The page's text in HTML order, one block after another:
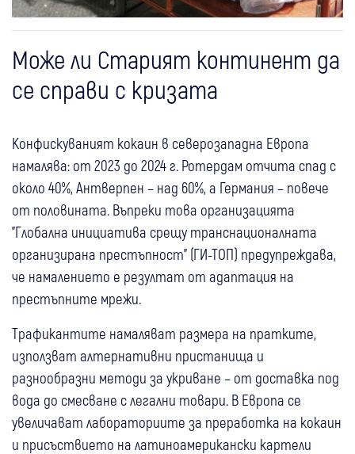
Може ли Старият континент да
се справи с кризата
Конфискуваният кокаин в северозападна Европа
намалява: от 2023 до 2024 г. Ротердам отчита спад с
около 40%, Антверпен – над 60%, а Германия – повече
от половината. Въпреки това организацията
"Глобална инициатива срещу транснационалната
организирана престъпност" (ГИ-ТОП) предупреждава,
че намалението е резултат от адаптация на
престъпните мрежи.
Трафикантите намаляват размера на пратките,
използват алтернативни пристанища и
разнообразни методи за укриване – от доставка под
вода до смесване с легални товари. В Европа се
увеличават лабораториите за преработка на кокаин
и присъствието на латиноамерикански картели